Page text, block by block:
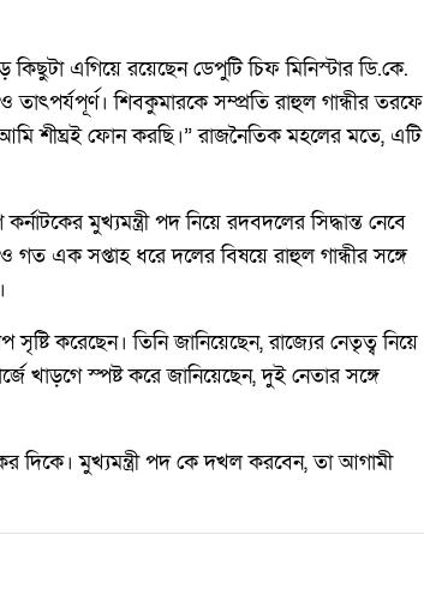
কিছুটা এগিয়ে রয়েছেন ডেপুটি চিফ মিনিস্টার ডি.কে.
তাৎপর্যপূর্ণ। শিবকুমারকে সম্প্রতি রাহুল গান্ধীর তরফে
শীঘ্রই ফোন করছি।” রাজনৈতিক মহলের মতে, এটি
মুখ্যমন্ত্রী পদ নিয়ে রদবদলের সিদ্ধান্ত নেবে
গত এক সপ্তাহ ধরে দলের বিষয়ে রাহুল গান্ধীর সঙ্গে
সৃষ্টি করেছেন। তিনি জানিয়েছেন, রাজ্যের নেতৃত্ব নিয়ে
খাড়গে স্পষ্ট করে জানিয়েছেন, দুই নেতার সঙ্গে
মুখ্যমন্ত্রী পদ কে দখল করবেন, তা আগামী